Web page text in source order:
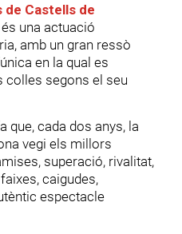
de Castells de
una actuació
amb un gran ressò
en la qual es
colles segons el seu
que, cada dos anys, la
vegi els millors
superació, rivalitat,
caigudes,
espectacle